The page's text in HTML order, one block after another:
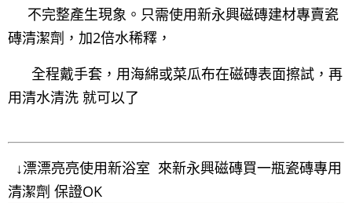
不完整產生現象。只需使用新永興磁磚建材專賣瓷
磚清潔劑，加2倍水稀釋，
全程戴手套，用海綿或菜瓜布在磁磚表面擦試，再
用清水清洗 就可以了
↓漂漂亮亮使用新浴室 來新永興磁磚買一瓶瓷磚專用
清潔劑 保證OK